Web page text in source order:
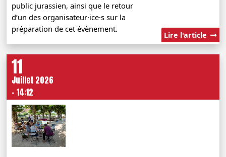
public jurassien, ainsi que le retour
d’un des organisateur·ice·s sur la
préparation de cet évènement.
Lire l'article
11
Juillet 2026
- 14:12